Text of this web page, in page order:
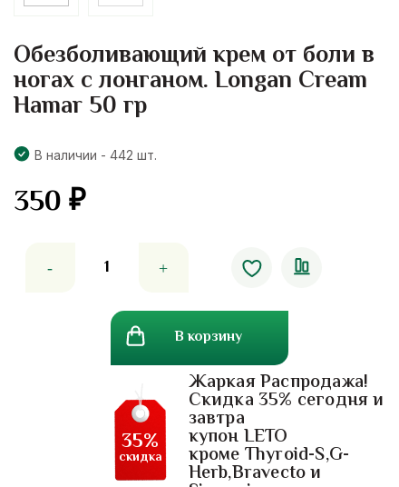
Обезболивающий крем от боли в
ногах с лонганом. Longan Cream
Hamar 50 гр
В наличии - 442 шт.
350₽
товара
В корзину
Жаркая Распродажа!
Скидка 35% сегодня и
завтра
купон LETO
кроме Thyroid-S,G-
Herb,Bravecto и
35%
скидка